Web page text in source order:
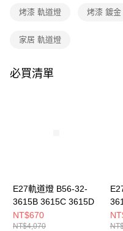
購買商品的店家。未經商家同意
是否繳費成功／繳費後需取消欲
【注意事項】
時審查核予不同之上限額度；若
５．嚴禁一人註冊多個帳號或使
恩沛科技股份有限公司將有權停
烤漆 軌道燈 烤漆 鍍金
家居 軌道燈
必買清單
E27軌道燈 B56-32-
3615B 3615C 3615D
NT$670
NT$4,070